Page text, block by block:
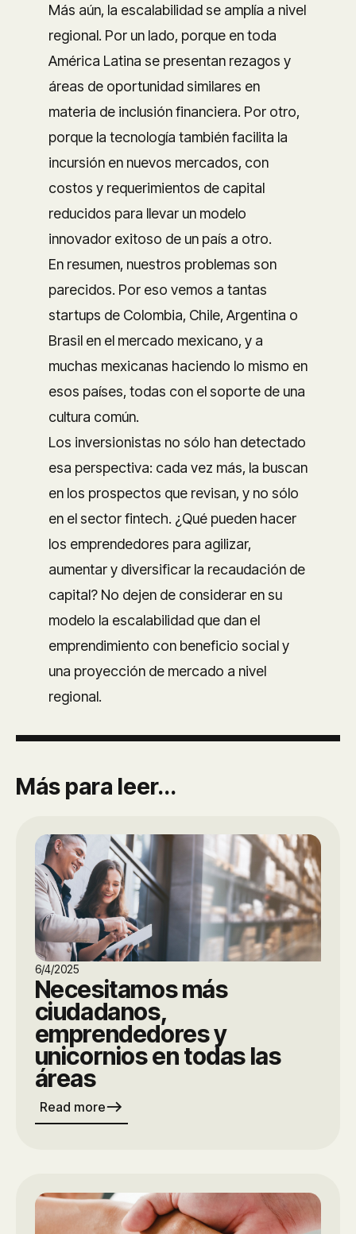
Más aún, la escalabilidad se amplía a nivel
regional. Por un lado, porque en toda
América Latina se presentan rezagos y
áreas de oportunidad similares en
materia de inclusión financiera. Por otro,
porque la tecnología también facilita la
incursión en nuevos mercados, con
costos y requerimientos de capital
reducidos para llevar un modelo
innovador exitoso de un país a otro.
En resumen, nuestros problemas son
parecidos. Por eso vemos a tantas
startups de Colombia, Chile, Argentina o
Brasil en el mercado mexicano, y a
muchas mexicanas haciendo lo mismo en
esos países, todas con el soporte de una
cultura común.
Los inversionistas no sólo han detectado
esa perspectiva: cada vez más, la buscan
en los prospectos que revisan, y no sólo
en el sector fintech. ¿Qué pueden hacer
los emprendedores para agilizar,
aumentar y diversificar la recaudación de
capital? No dejen de considerar en su
modelo la escalabilidad que dan el
emprendimiento con beneficio social y
una proyección de mercado a nivel
regional.
Más para leer...
6/4/2025
Necesitamos más
ciudadanos,
emprendedores y
unicornios en todas las
áreas
Read moreeast